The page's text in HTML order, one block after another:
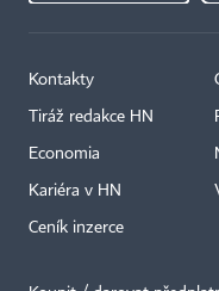
Kontakty
Tiráž redakce HN
Economia
Kariéra v HN
Ceník inzerce